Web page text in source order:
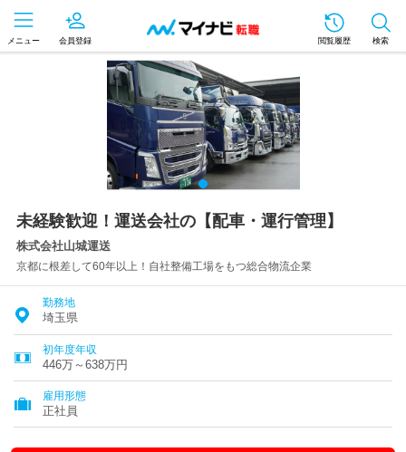
メニュー 会員登録 閲覧履歴 検索
未経験歓迎！運送会社の【配車・運行管理】
株式会社山城運送
京都に根差して60年以上！自社整備工場をもつ総合物流企業
勤務地
埼玉県
初年度年収
446万～638万円
雇用形態
正社員